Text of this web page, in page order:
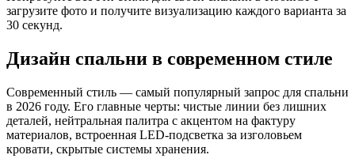
загрузите фото и получите визуализацию каждого варианта за
30 секунд.
Дизайн спальни в современном стиле
Современный стиль — самый популярный запрос для спальни
в 2026 году. Его главные черты: чистые линии без лишних
деталей, нейтральная палитра с акцентом на фактуру
материалов, встроенная LED-подсветка за изголовьем
кровати, скрытые системы хранения.